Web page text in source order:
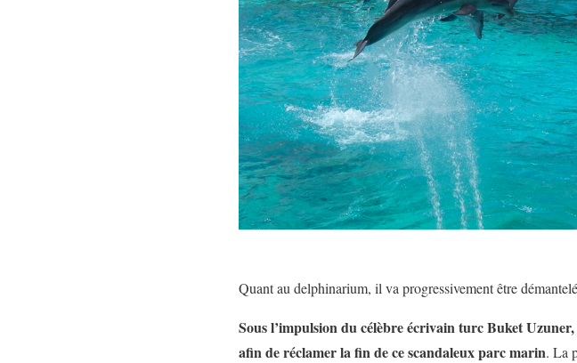
Quant au delphinarium, il va progressivement être
Sous l’impulsion du célèbre écrivain turc Buket Uzuner
afin de réclamer la fin de ce scandaleux parc marin. La